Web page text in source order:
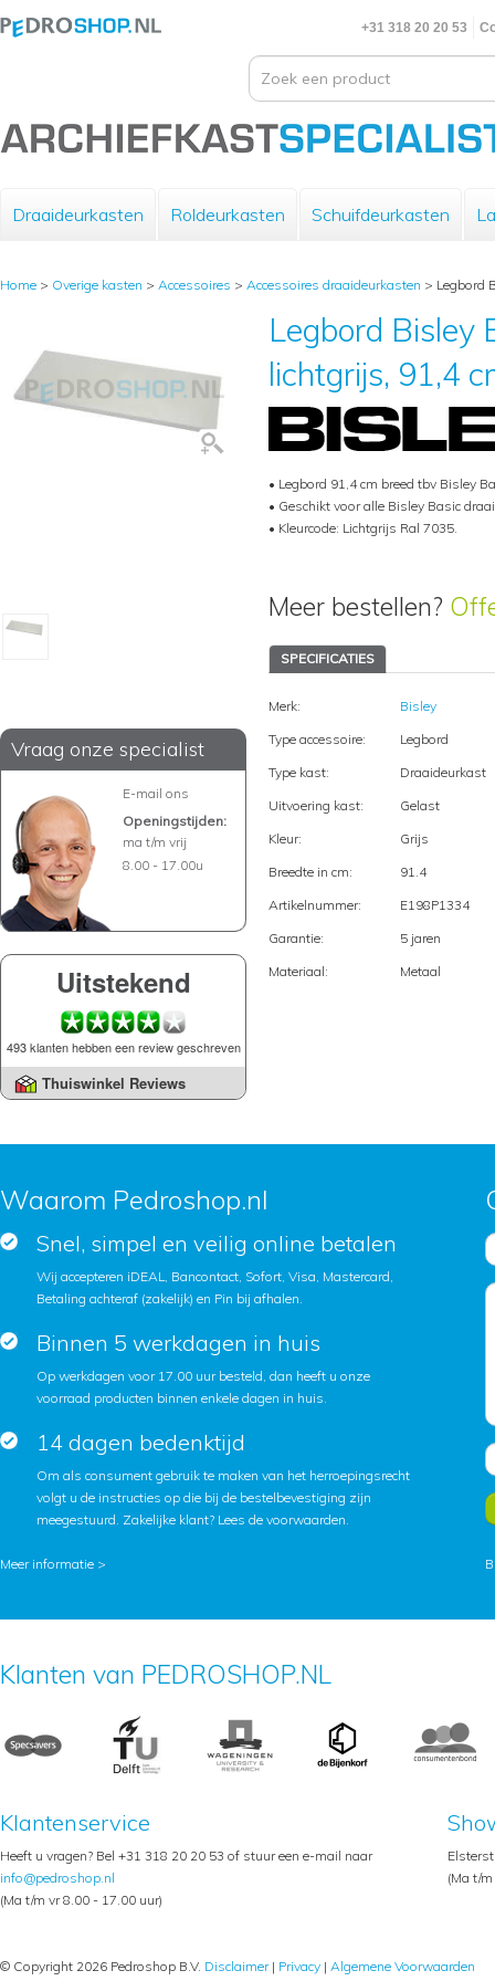
+31 318 20 20 53
Draaideurkasten Roldeurkasten Schuifdeurkasten
Home > Overige kasten > Accessoires > Accessoires draaideurkasten > Legbord
Vraag onze specialist
E-mail ons
Openingstijden:
ma t/m vrij
8.00 - 17.00u
Uitstekend
493 klanten hebben een review geschreven
Thuiswinkel Reviews
Legbord Bisley
lichtgrijs, 91,4
• Legbord 91,4 cm breed tbv Bisley
• Geschikt voor alle Bisley Basic
• Kleurcode: Lichtgrijs Ral 7035.
Meer bestellen?
SPECIFICATIES
Merk:
Bisley
Type accessoire:
Legbord
Type kast:
Draaideurkast
Uitvoering kast:
Gelast
Kleur:
Grijs
Breedte in cm:
91.4
Artikelnummer:
E198P1334
Garantie:
5 jaren
Materiaal:
Metaal
Waarom Pedroshop.nl
Snel, simpel en veilig online betalen
Wij accepteren iDEAL, Bancontact, Sofort, Visa, Mastercard,
Betaling achteraf (zakelijk) en Pin bij afhalen.
Binnen 5 werkdagen in huis
Op werkdagen voor 17.00 uur besteld, dan heeft u onze
voorraad producten binnen enkele dagen in huis.
14 dagen bedenktijd
Om als consument gebruik te maken van het herroepingsrecht
volgt u de instructies op die bij de bestelbevestiging zijn
meegestuurd. Zakelijke klant? Lees de voorwaarden.
Meer informatie >
Klanten van PEDROSHOP.NL
Klantenservice
Heeft u vragen? Bel +31 318 20 20 53 of stuur een e-mail naar
info@pedroshop.nl
(Ma t/m vr 8.00 - 17.00 uur)
(Ma t/
© Copyright 2026 Pedroshop B.V. Disclaimer| Privacy | Algemene Voorwaarden